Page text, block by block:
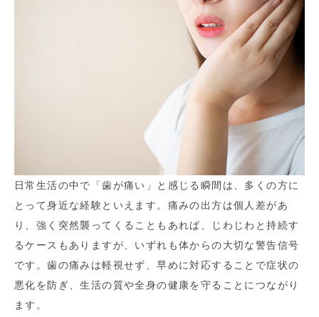
日常生活の中で「歯が痛い」と感じる瞬間は、多くの方に
とって身近な経験といえます。痛みの出方は個人差があ
り、強く突然襲ってくることもあれば、じわじわと持続す
るケースもありますが、いずれも体からの大切な警告信号
です。歯の痛みは軽視せず、早めに対応することで症状の
悪化を防ぎ、生活の質や全身の健康を守ることにつながり
ます。